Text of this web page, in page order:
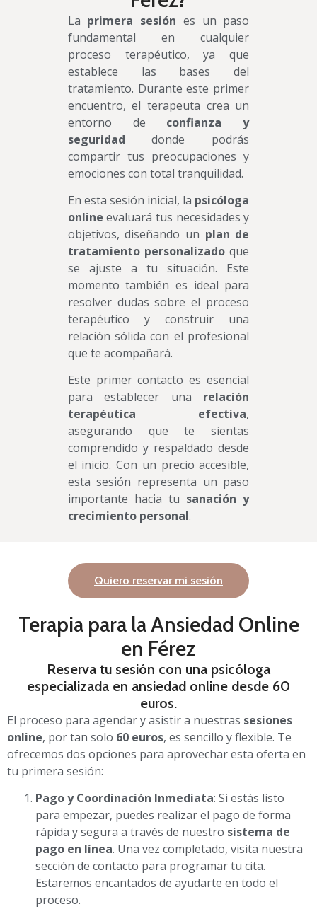
La primera sesión es un paso
fundamental en cualquier
proceso terapéutico, ya que
establece las bases del
tratamiento. Durante este primer
encuentro, el terapeuta crea un
entorno de confianza y
seguridad donde podrás
compartir tus preocupaciones y
emociones con total tranquilidad.
En esta sesión inicial, la psicóloga
online evaluará tus necesidades y
objetivos, diseñando un plan de
tratamiento personalizado que
se ajuste a tu situación. Este
momento también es ideal para
resolver dudas sobre el proceso
terapéutico y construir una
relación sólida con el profesional
que te acompañará.
Este primer contacto es esencial
para establecer una relación
terapéutica efectiva,
asegurando que te sientas
comprendido y respaldado desde
el inicio. Con un precio accesible,
esta sesión representa un paso
importante hacia tu sanación y
crecimiento personal.
Quiero reservar mi sesión
Terapia para la Ansiedad Online
en Férez
Reserva tu sesión con una psicóloga
especializada en ansiedad online desde 60
euros.
El proceso para agendar y asistir a nuestras sesiones
online, por tan solo 60 euros, es sencillo y flexible. Te
ofrecemos dos opciones para aprovechar esta oferta en
tu primera sesión:
Pago y Coordinación Inmediata: Si estás listo
para empezar, puedes realizar el pago de forma
rápida y segura a través de nuestro sistema de
pago en línea. Una vez completado, visita nuestra
sección de contacto para programar tu cita.
Estaremos encantados de ayudarte en todo el
proceso.